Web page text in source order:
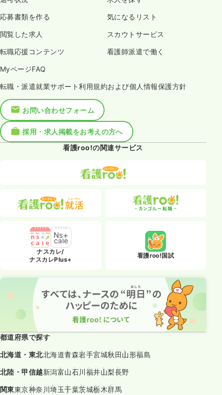
応募書類を作る 気になるリスト
閲覧した求人 スカウトサービス
転職応援コンテンツ 看護師派遣で働く
MyページFAQ
転職・派遣就業サポート利用規約および個人情報保護方針
お問い合わせフォーム
採用・求人掲載をお考えの方へ
看護roo!の関連サービス
ナスカレ/
ナスカレPlus+
看護roo!国試
都道府県で探す
北海道・東北北海道青森岩手宮城秋田山形福島
北陸・甲信越新潟富山石川福井山梨長野
関東東京神奈川埼玉千葉茨城栃木群馬